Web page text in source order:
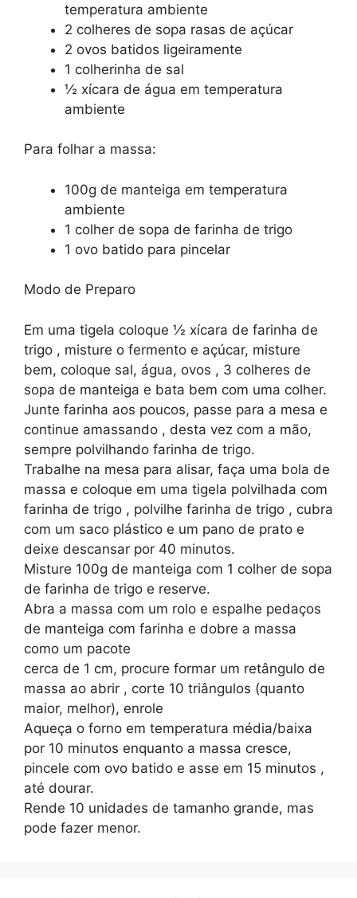
temperatura ambiente
2 colheres de sopa rasas de açúcar
2 ovos batidos ligeiramente
1 colherinha de sal
½ xícara de água em temperatura
ambiente
Para folhar a massa:
100g de manteiga em temperatura
ambiente
1 colher de sopa de farinha de trigo
1 ovo batido para pincelar
Modo de Preparo
Em uma tigela coloque ½ xícara de farinha de
trigo , misture o fermento e açúcar, misture
bem, coloque sal, água, ovos , 3 colheres de
sopa de manteiga e bata bem com uma colher.
Junte farinha aos poucos, passe para a mesa e
continue amassando , desta vez com a mão,
sempre polvilhando farinha de trigo.
Trabalhe na mesa para alisar, faça uma bola de
massa e coloque em uma tigela polvilhada com
farinha de trigo , polvilhe farinha de trigo , cubra
com um saco plástico e um pano de prato e
deixe descansar por 40 minutos.
Misture 100g de manteiga com 1 colher de sopa
de farinha de trigo e reserve.
Abra a massa com um rolo e espalhe pedaços
de manteiga com farinha e dobre a massa
como um pacote
cerca de 1 cm, procure formar um retângulo de
massa ao abrir , corte 10 triângulos (quanto
maior, melhor), enrole
Aqueça o forno em temperatura média/baixa
por 10 minutos enquanto a massa cresce,
pincele com ovo batido e asse em 15 minutos ,
até dourar.
Rende 10 unidades de tamanho grande, mas
pode fazer menor.